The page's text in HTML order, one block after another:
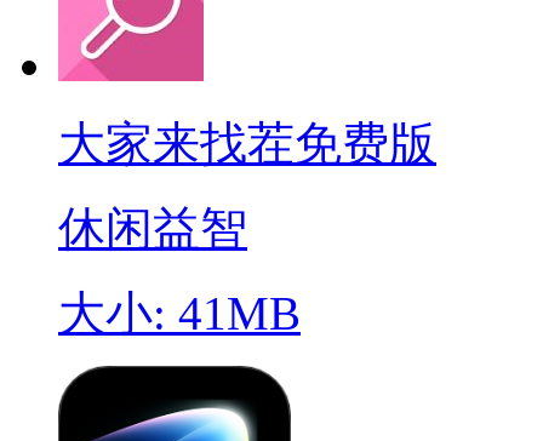
大家来找茬免费版
休闲益智
大小: 41MB